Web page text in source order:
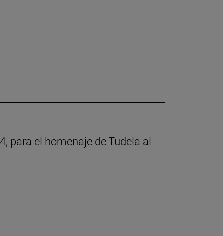
para el homenaje de Tudela al